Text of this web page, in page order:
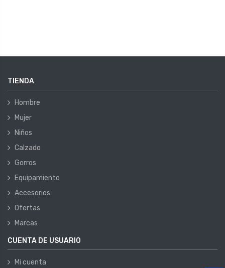
TIENDA
Hombre
Mujer
Niños
Calzado
Gorros
Equipamiento
Accesorios
Ofertas
Marcas
CUENTA DE USUARIO
Mi cuenta